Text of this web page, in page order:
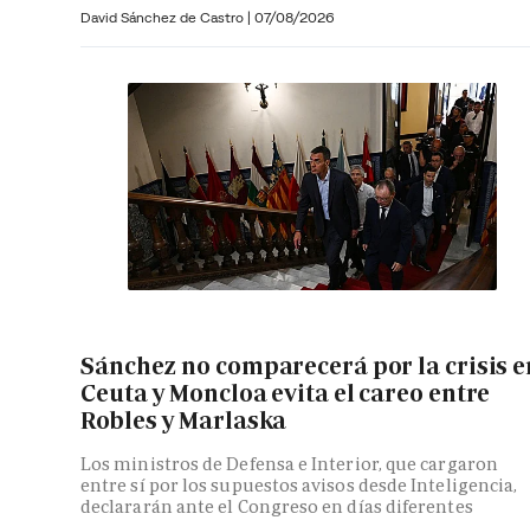
David Sánchez de Castro | 07/08/2026
Sánchez no comparecerá por la crisis
Ceuta y Moncloa evita el careo entre
Robles y Marlaska
Los ministros de Defensa e Interior, que cargaron
entre sí por los supuestos avisos desde Inteligencia,
declararán ante el Congreso en días diferentes